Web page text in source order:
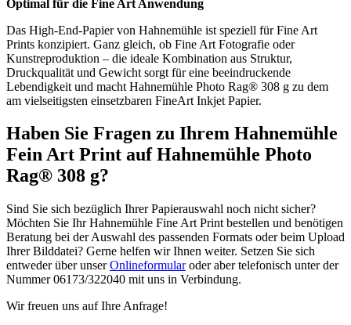
Optimal für die Fine Art Anwendung
Das High-End-Papier von Hahnemühle ist speziell für Fine Art
Prints konzipiert. Ganz gleich, ob Fine Art Fotografie oder
Kunstreproduktion – die ideale Kombination aus Struktur,
Druckqualität und Gewicht sorgt für eine beeindruckende
Lebendigkeit und macht Hahnemühle Photo Rag® 308 g zu dem
am vielseitigsten einsetzbaren FineArt Inkjet Papier.
Haben Sie Fragen zu Ihrem Hahnemühle
Fein Art Print auf Hahnemühle Photo
Rag® 308 g?
Sind Sie sich bezüglich Ihrer Papierauswahl noch nicht sicher?
Möchten Sie Ihr Hahnemühle Fine Art Print bestellen und benötigen
Beratung bei der Auswahl des passenden Formats oder beim Upload
Ihrer Bilddatei? Gerne helfen wir Ihnen weiter. Setzen Sie sich
entweder über unserOnlineformularoder aber telefonisch unter der
Nummer 06173/322040 mit uns in Verbindung.
Wir freuen uns auf Ihre Anfrage!